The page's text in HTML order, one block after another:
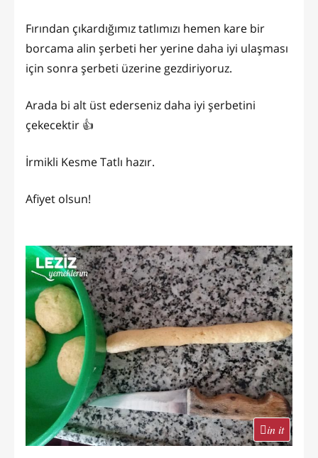
Fırından çıkardığımız tatlımızı hemen kare bir
borcama alin şerbeti her yerine daha iyi ulaşması
için sonra şerbeti üzerine gezdiriyoruz.
Arada bi alt üst ederseniz daha iyi şerbetini
çekecektir 👍
İrmikli Kesme Tatlı hazır.
Afiyet olsun!
in it